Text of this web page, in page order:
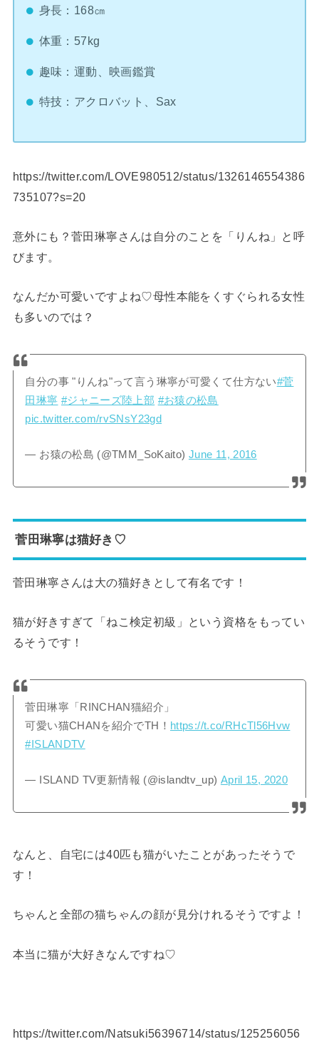
身長：168㎝
体重：57kg
趣味：運動、映画鑑賞
特技：アクロバット、Sax
https://twitter.com/LOVE980512/status/1326146554386
735107?s=20
意外にも？菅田琳寧さんは自分のことを「りんね」と呼
びます。
なんだか可愛いですよね♡母性本能をくすぐられる女性
も多いのでは？
自分の事 "りんね"って言う琳寧が可愛くて仕方ない#菅
田琳寧 #ジャニーズ陸上部 #お猿の松島
pic.twitter.com/rvSNsY23gd
— お猿の松島 (@TMM_SoKaito) June 11, 2016
菅田琳寧は猫好き♡
菅田琳寧さんは大の猫好きとして有名です！
猫が好きすぎて「ねこ検定初級」という資格をもってい
るそうです！
菅田琳寧「RINCHAN猫紹介」
可愛い猫CHANを紹介でTH！ https://t.co/RHcTl56Hvw
#ISLANDTV
— ISLAND TV更新情報 (@islandtv_up) April 15, 2020
なんと、自宅には40匹も猫がいたことがあったそうで
す！
ちゃんと全部の猫ちゃんの顔が見分けれるそうですよ！
本当に猫が大好きなんですね♡
https://twitter.com/Natsuki56396714/status/125256056